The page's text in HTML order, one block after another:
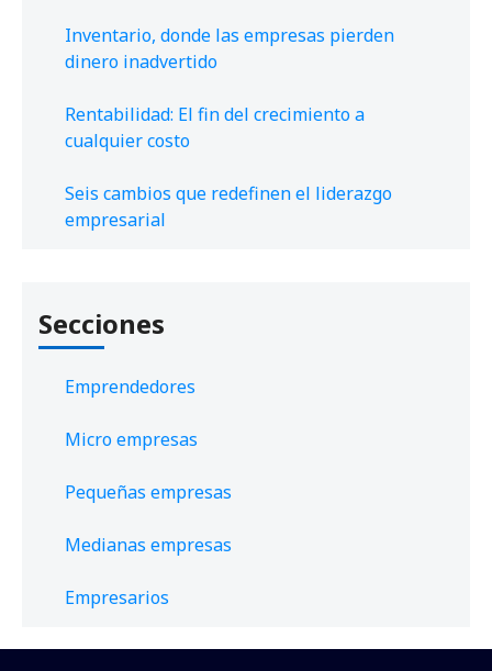
Inventario, donde las empresas pierden
dinero inadvertido
Rentabilidad: El fin del crecimiento a
cualquier costo
Seis cambios que redefinen el liderazgo
empresarial
Secciones
Emprendedores
Micro empresas
Pequeñas empresas
Medianas empresas
Empresarios